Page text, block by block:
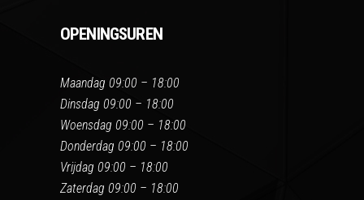
OPENINGSUREN
Maandag 09:00 – 18:00
Dinsdag 09:00 – 18:00
Woensdag 09:00 – 18:00
Donderdag 09:00 – 18:00
Vrijdag 09:00 – 18:00
Zaterdag 09:00 – 18:00